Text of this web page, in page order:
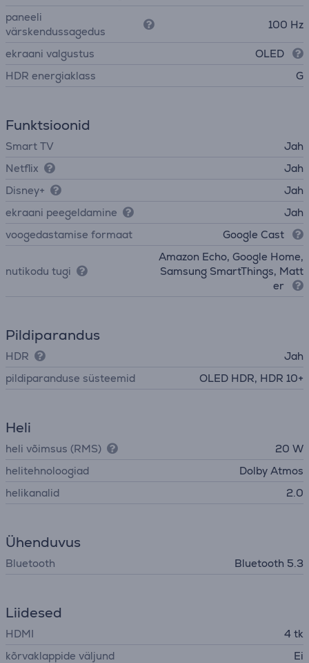
paneeli
värskendussagedus
100 Hz
ekraani valgustus
OLED
HDR energiaklass
G
Funktsioonid
Smart TV
Jah
Netflix
Jah
Disney+
Jah
ekraani peegeldamine
Jah
voogedastamise formaat
Google Cast
nutikodu tugi
Amazon Echo, Google Home,
Samsung SmartThings, Matt
er
Pildiparandus
HDR
Jah
pildiparanduse süsteemid
OLED HDR, HDR 10+
Heli
heli võimsus (RMS)
20 W
helitehnoloogiad
Dolby Atmos
helikanalid
2.0
Ühenduvus
Bluetooth Bluetooth 5.3
Liidesed
HDMI
4 tk
kõrvaklappide väljund
Ei